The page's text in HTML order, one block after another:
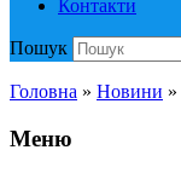
Контакти
Пошук
Головна » Новини »
Меню